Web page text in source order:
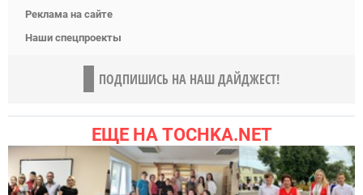
Реклама на сайте
Наши спецпроекты
ПОДПИШИСЬ НА НАШ ДАЙДЖЕСТ!
ЕЩЕ НА TOCHKA.NET